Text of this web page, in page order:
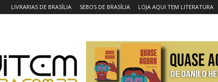
LIVRARIAS DE BRASÍLIA SEBOS DE BRASÍLIA LOJA AQUI TEM LITERATURA